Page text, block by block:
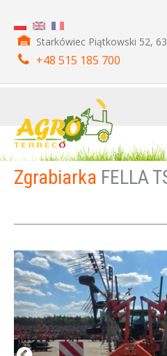
Starkówiec Piątkowski 52,
+48 515 185 700
Zgrabiarka FELLA